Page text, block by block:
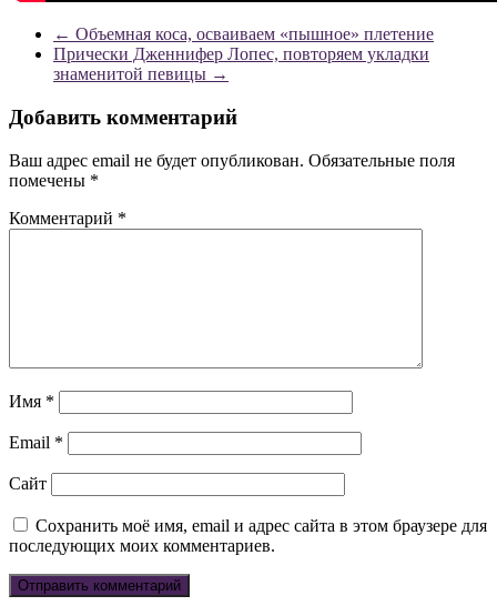
← Объемная коса, осваиваем «пышное» плетение
Прически Дженнифер Лопес, повторяем укладки
знаменитой певицы →
Добавить комментарий
Ваш адрес email не будет опубликован. Обязательные поля
помечены *
Комментарий *
Имя *
Email *
Сайт
Сохранить моё имя, email и адрес сайта в этом браузере для
последующих моих комментариев.